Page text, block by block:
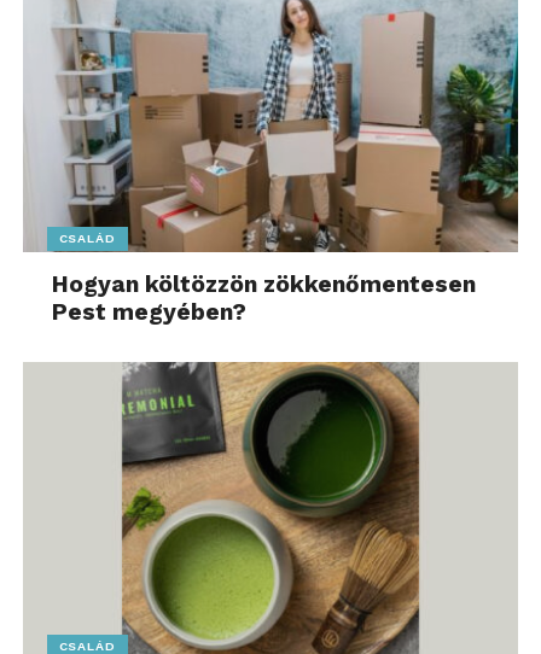
CSALÁD
Hogyan költözzön zökkenőmentesen
Pest megyében?
CSALÁD